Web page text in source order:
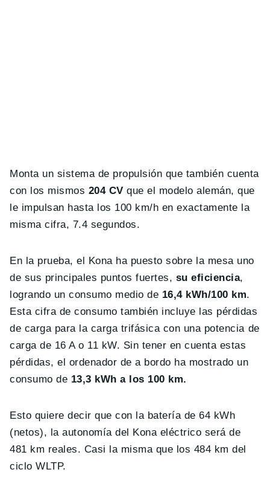
Monta un sistema de propulsión que también cuenta
con los mismos 204 CV que el modelo alemán, que
le impulsan hasta los 100 km/h en exactamente la
misma cifra, 7.4 segundos.
En la prueba, el Kona ha puesto sobre la mesa uno
de sus principales puntos fuertes, su eficiencia,
logrando un consumo medio de 16,4 kWh/100 km.
Esta cifra de consumo también incluye las pérdidas
de carga para la carga trifásica con una potencia de
carga de 16 A o 11 kW. Sin tener en cuenta estas
pérdidas, el ordenador de a bordo ha mostrado un
consumo de 13,3 kWh a los 100 km.
Esto quiere decir que con la batería de 64 kWh
(netos), la autonomía del Kona eléctrico será de
481 km reales. Casi la misma que los 484 km del
ciclo WLTP.